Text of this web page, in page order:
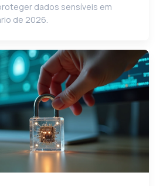
dados sensíveis em
de 2026.